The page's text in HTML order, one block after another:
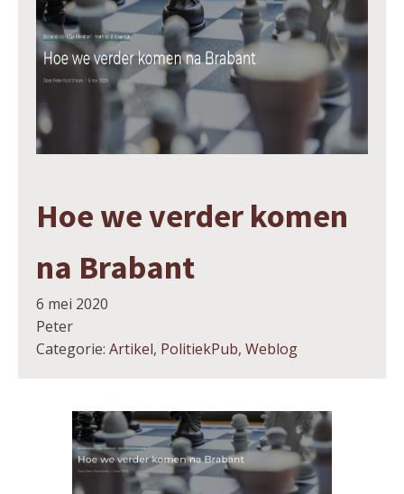
Hoe we verder komen
na Brabant
6 mei 2020
Peter
Categorie: Artikel, PolitiekPub, Weblog